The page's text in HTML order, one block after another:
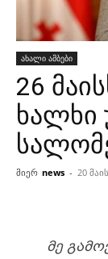
ახალი ამბები
26
ხალხი
მიერ news - 20
ᲛᲔ